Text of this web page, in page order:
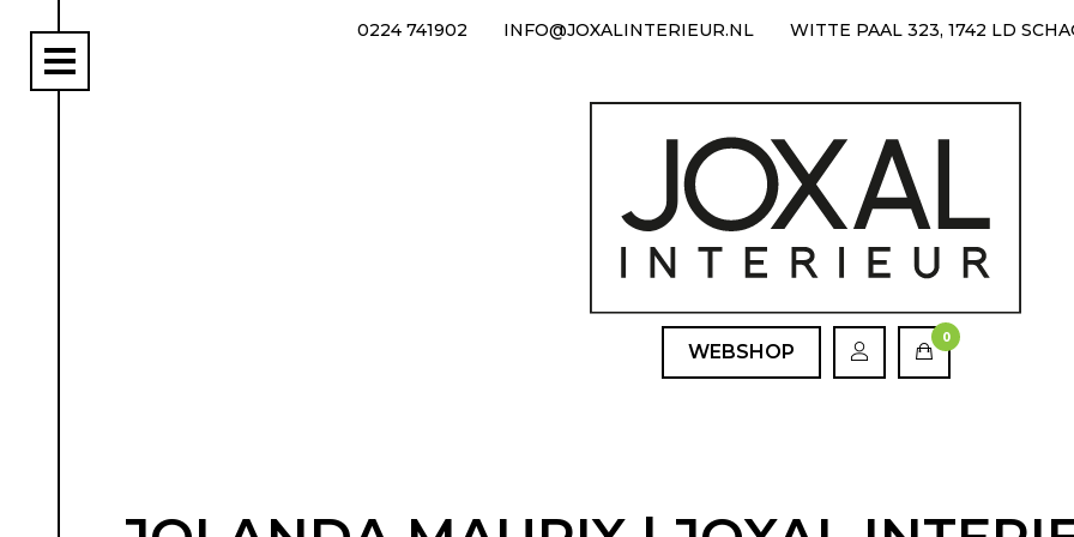
0224 741902 INFO@JOXALINTERIEUR.NL WITTE PAAL 323, 1742 LD
WEBSHOP
0